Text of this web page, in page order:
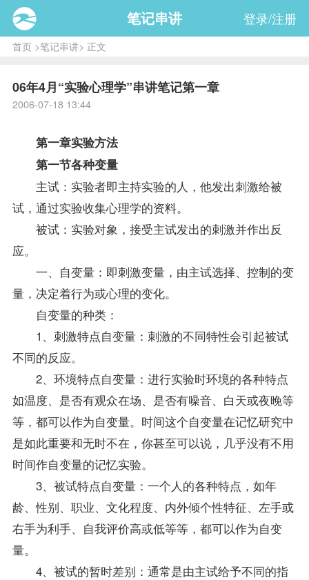
笔记串讲 登录/注册
首页>笔记串讲> 正文
06年4月“实验心理学”串讲笔记第一章
2006-07-18 13:44
第一章实验方法
第一节各种变量
主试：实验者即主持实验的人，他发出刺激给被
试，通过实验收集心理学的资料。
被试：实验对象，接受主试发出的刺激并作出反
应。
一、自变量：即刺激变量，由主试选择、控制的变
量，决定着行为或心理的变化。
自变量的种类：
1、刺激特点自变量：刺激的不同特性会引起被试
不同的反应。
2、环境特点自变量：进行实验时环境的各种特点
如温度、是否有观众在场、是否有噪音、白天或夜晚等
等，都可以作为自变量。时间这个自变量在记忆研究中
是如此重要和无时不在，你甚至可以说，几乎没有不用
时间作自变量的记忆实验。
3、被试特点自变量：一个人的各种特点，如年
龄、性别、职业、文化程度、内外倾个性特征、左手或
右手为利手、自我评价高或低等等，都可以作为自变
量。
4、被试的暂时差别：通常是由主试给予不同的指